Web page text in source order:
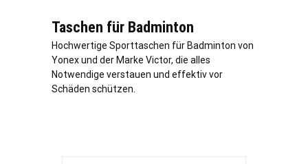
Taschen für Badminton
Hochwertige Sporttaschen für Badminton von
Yonex und der Marke Victor, die alles
Notwendige verstauen und effektiv vor
Schäden schützen.